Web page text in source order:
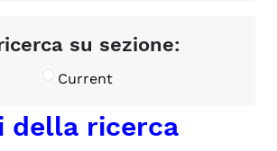
su sezione:
Current
della ricerca